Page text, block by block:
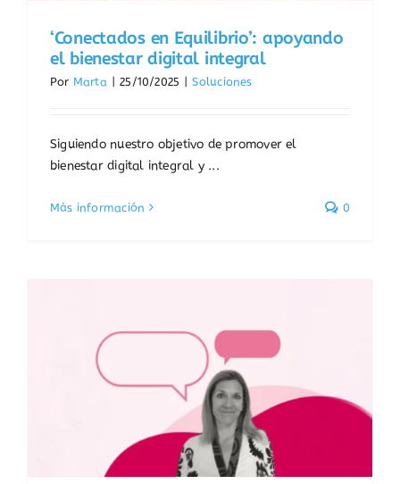
‘Conectados en Equilibrio’: apoyando
el bienestar digital integral
Por Marta | 25/10/2025 | Soluciones
Siguiendo nuestro objetivo de promover el
bienestar digital integral y ...
Más información 0